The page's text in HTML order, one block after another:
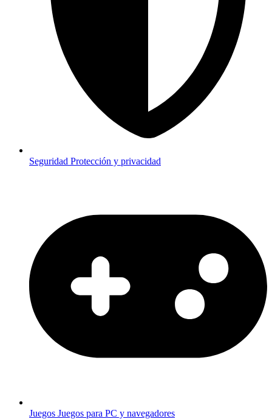
Seguridad Protección y privacidad
Juegos Juegos para PC y navegadores